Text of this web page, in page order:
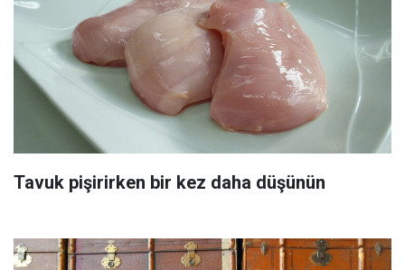
Tavuk pişirirken bir kez daha düşünün